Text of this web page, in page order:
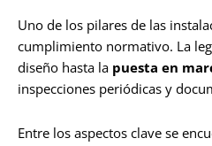
Uno de los pilares de las
cumplimiento normativo. La
diseño hasta la puesta en
inspecciones periódicas y
Entre los aspectos clave se